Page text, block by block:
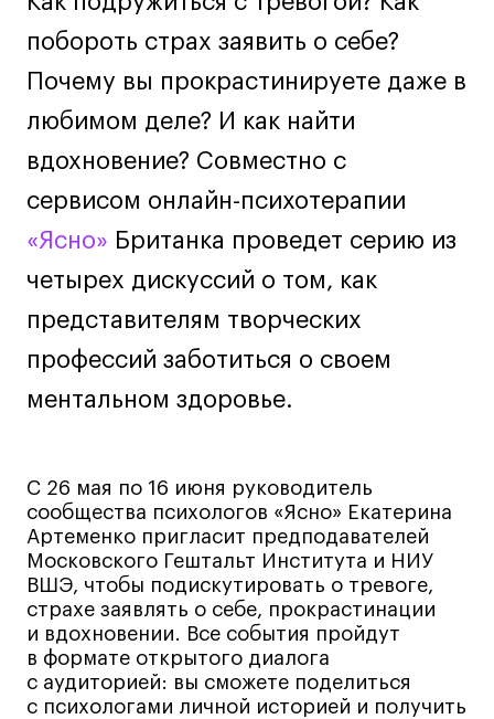
Лайфстайл
Онлайн
Маркетинг и генерация лидов
Искусство
Фотография
Очно + онлайн
Техникум
Графический дизайнер
Технолог-конструктор одежды
Коммерческий фотограф
Все программы
Для школьников
Интенсивы
Среднесрочные
побороть страх заявить о себе?
Почему вы прокрастинируете даже в
любимом деле? И как найти
вдохновение? Совместно с
сервисом онлайн-психотерапии
«Ясно» Британка проведет серию из
четырех дискуссий о том, как
представителям творческих
профессий заботиться о своем
ментальном здоровье.
С 26 мая по 16 июня руководитель
сообщества психологов «Ясно» Екатерина
Артеменко пригласит предподавателей
Московского Гештальт Института и НИУ
ВШЭ, чтобы подискутировать о тревоге,
страхе заявлять о себе, прокрастинации
и вдохновении. Все события пройдут
в формате открытого диалога
с аудиторией: вы сможете поделиться
с психологами личной историей и получить